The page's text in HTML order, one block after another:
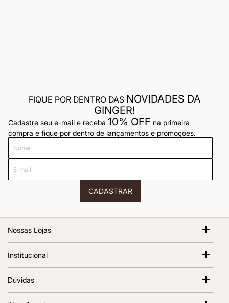
FIQUE POR DENTRO DAS NOVIDADES DA
GINGER!
Cadastre seu e-mail e receba 10% OFF na primeira
compra e fique por dentro de lançamentos e promoções.
mail
CADASTRAR
Nossas Lojas
Av. Magalhães de Castro, 12000 - Morumbi São Paulo - SP,
05676-120 | 1º Piso
Abrir no Google Maps
Institucional
Política de Privacidade
Dúvidas